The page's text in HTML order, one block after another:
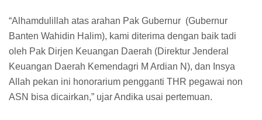
“Alhamdulillah atas arahan Pak Gubernur (Gubernur
Banten Wahidin Halim), kami diterima dengan baik tadi
oleh Pak Dirjen Keuangan Daerah (Direktur Jenderal
Keuangan Daerah Kemendagri M Ardian N), dan Insya
Allah pekan ini honorarium pengganti THR pegawai non
ASN bisa dicairkan,” ujar Andika usai pertemuan.